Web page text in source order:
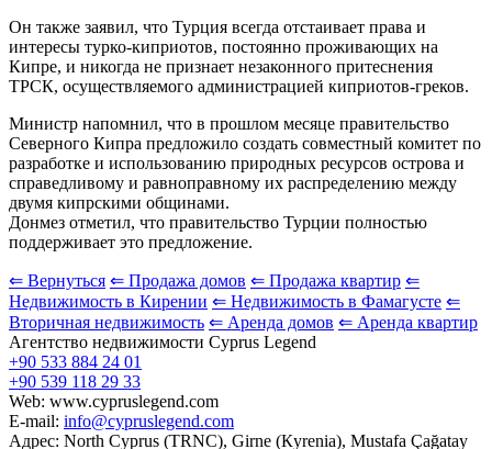
Он также заявил, что Турция всегда отстаивает права и
интересы турко-киприотов, постоянно проживающих на
Кипре, и никогда не признает незаконного притеснения
ТРСК, осуществляемого администрацией киприотов-греков.
Министр напомнил, что в прошлом месяце правительство
Северного Кипра предложило создать совместный комитет по
разработке и использованию природных ресурсов острова и
справедливому и равноправному их распределению между
двумя кипрскими общинами.
Донмез отметил, что правительство Турции полностью
поддерживает это предложение.
⇐ Вернуться ⇐ Продажа домов ⇐ Продажа квартир ⇐
Недвижимость в Кирении ⇐ Недвижимость в Фамагусте ⇐
Вторичная недвижимость ⇐ Аренда домов ⇐ Аренда квартир
Агентство недвижимости Cyprus Legend
+90 533 884 24 01
+90 539 118 29 33
Web: www.cypruslegend.com
E-mail: info@cypruslegend.com
Адрес: North Cyprus (ТRNC), Girne (Кyrenia), Mustafa Çağatay